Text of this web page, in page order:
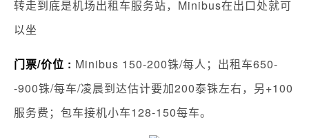
转走到底是机场出租车服务站，Minibus在出口处就可
以坐
门票/价位 : Minibus 150-200铢/每人；出租车650-
-900铢/每车/凌晨到达估计要加200泰铢左右，另+100
服务费；包车接机小车128-150每车。